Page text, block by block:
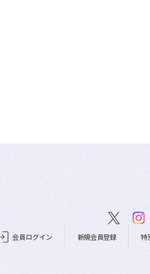
会員ログイン 新規会員登録 特